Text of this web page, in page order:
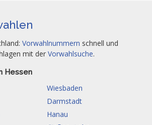
Vorwahlnummern schnell und
mit der Vorwahlsuche.
Hessen
Wiesbaden
Darmstadt
Hanau